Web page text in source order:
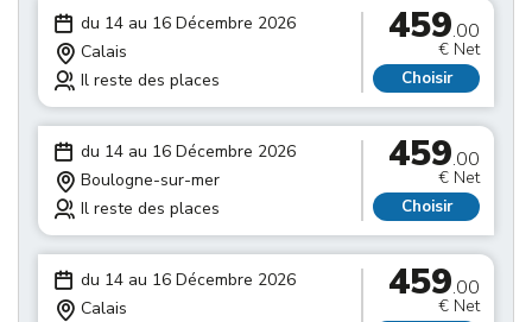
du 14 au 16 Décembre 2026
Calais
Il reste des places
459.00
€ Net
Choisir
du 14 au 16 Décembre 2026
Boulogne-sur-mer
Il reste des places
459.00
€ Net
Choisir
du 14 au 16 Décembre 2026
Calais
459.00
€ Net